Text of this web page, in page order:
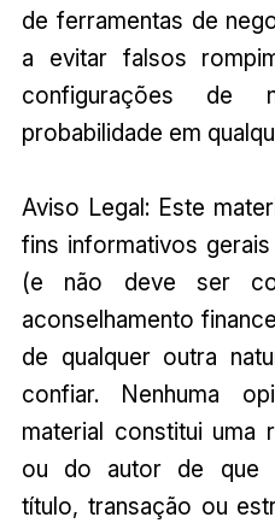
de ferramentas de
a evitar falsos
configurações de
probabilidade em
Aviso Legal: Este
fins informativos
(e não deve ser
aconselhamento
de qualquer outra
confiar. Nenhuma
material constitui uma
ou do autor de que
título, transação ou